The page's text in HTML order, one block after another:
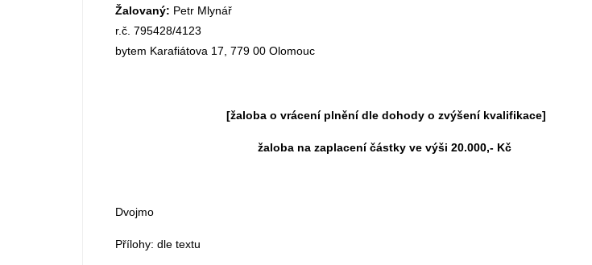
Žalovaný: Petr Mlynář
r.č. 795428/4123
bytem Karafiátova 17, 779 00 Olomouc
[žaloba o vrácení plnění dle dohody o zvýšení kvalifikace]
žaloba na zaplacení částky ve výši 20.000,- Kč
Dvojmo
Přílohy: dle textu